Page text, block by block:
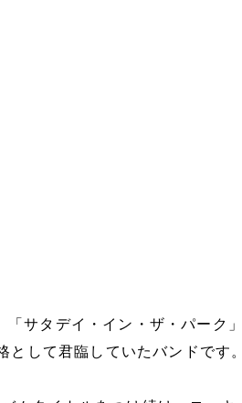
サタデイ・イン・ザ・パーク
して君臨していたバンドです。